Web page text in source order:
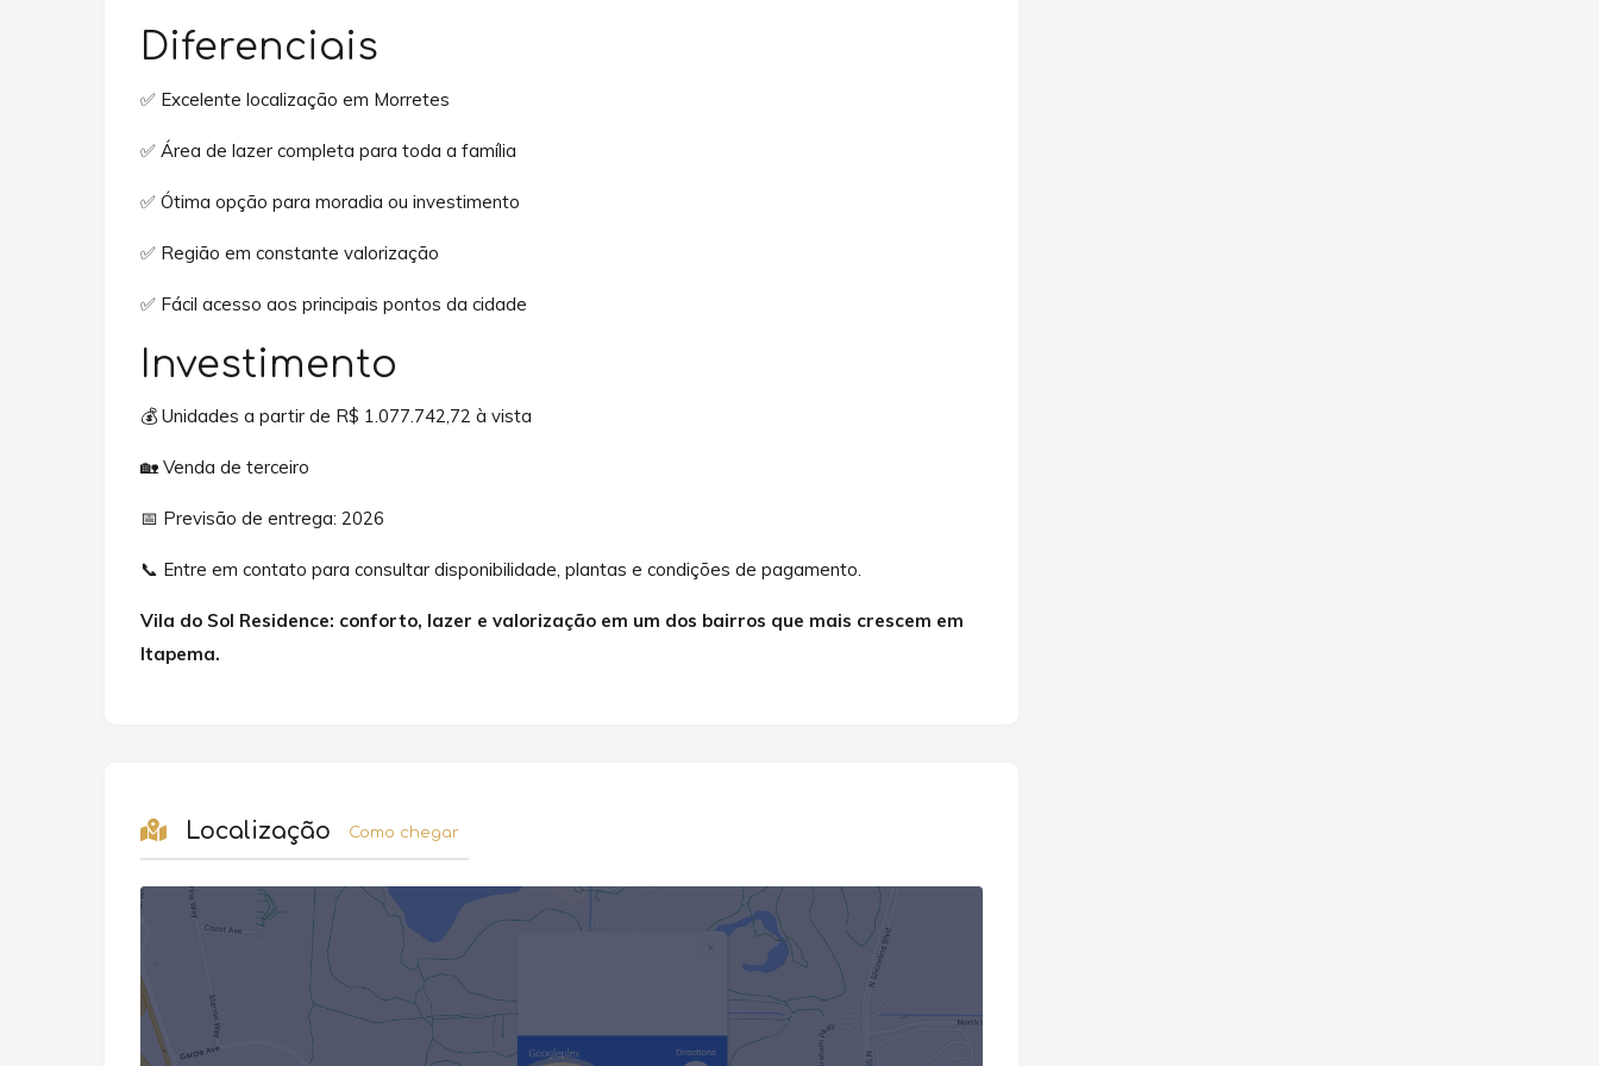
Diferenciais
✅ Excelente localização em Morretes
✅ Área de lazer completa para toda a família
✅ Ótima opção para moradia ou investimento
✅ Região em constante valorização
✅ Fácil acesso aos principais pontos da cidade
Investimento
💰 Unidades a partir de R$ 1.077.742,72 à vista
🏡 Venda de terceiro
📅 Previsão de entrega: 2026
📞 Entre em contato para consultar disponibilidade, plantas e condições de pagamento.
Vila do Sol Residence: conforto, lazer e valorização em um dos bairros que mais crescem em
Itapema.
Localização Como chegar